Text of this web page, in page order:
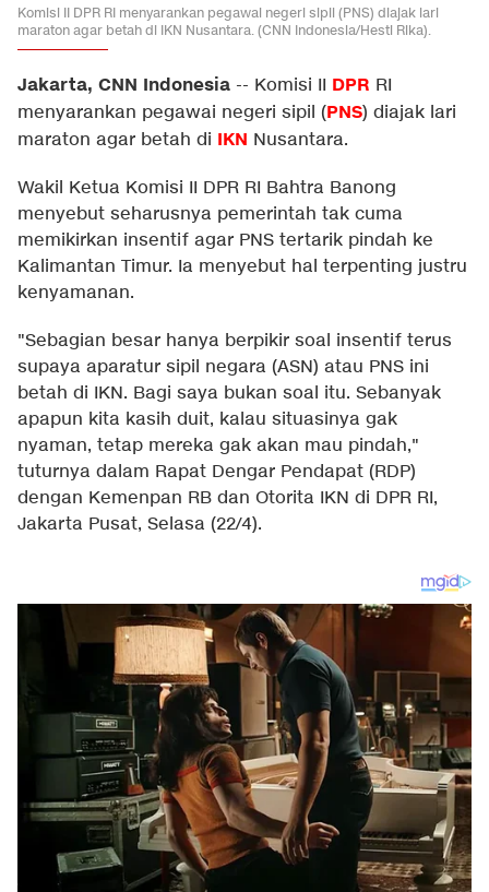
Komisi II DPR RI menyarankan pegawai negeri sipil (PNS) diajak lari
maraton agar betah di IKN Nusantara. (CNN Indonesia/Hesti Rika).
Jakarta, CNN Indonesia -- Komisi II DPR RI
menyarankan pegawai negeri sipil (PNS) diajak lari
maraton agar betah di IKN Nusantara.
Wakil Ketua Komisi II DPR RI Bahtra Banong
menyebut seharusnya pemerintah tak cuma
memikirkan insentif agar PNS tertarik pindah ke
Kalimantan Timur. Ia menyebut hal terpenting justru
kenyamanan.
"Sebagian besar hanya berpikir soal insentif terus
supaya aparatur sipil negara (ASN) atau PNS ini
betah di IKN. Bagi saya bukan soal itu. Sebanyak
apapun kita kasih duit, kalau situasinya gak
nyaman, tetap mereka gak akan mau pindah,"
tuturnya dalam Rapat Dengar Pendapat (RDP)
dengan Kemenpan RB dan Otorita IKN di DPR RI,
Jakarta Pusat, Selasa (22/4).